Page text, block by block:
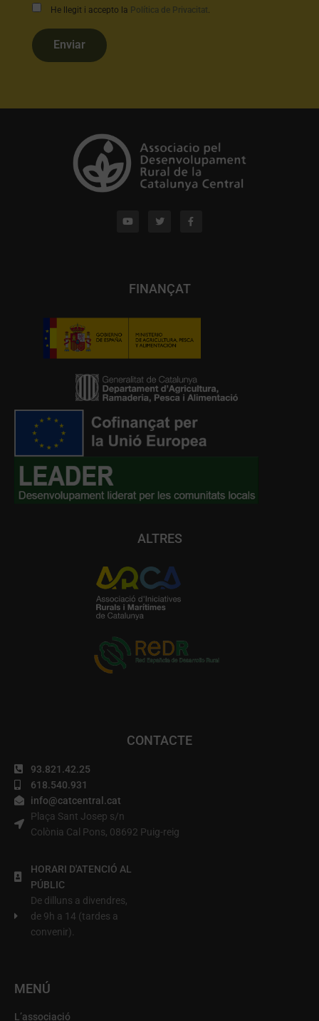
He llegit i accepto la Política de Privacitat
Enviar
FINANÇAT
ALTRES
CONTACTE
93.821.42.25
618.540.931
info@catcentral.cat
Plaça Sant Josep s/n
Colònia Cal Pons, 08692 Puig-reig
HORARI D'ATENCIÓ AL
PÚBLIC
De dilluns a divendres,
de 9h a 14 (tardes a
convenir).
MENÚ
L’associació